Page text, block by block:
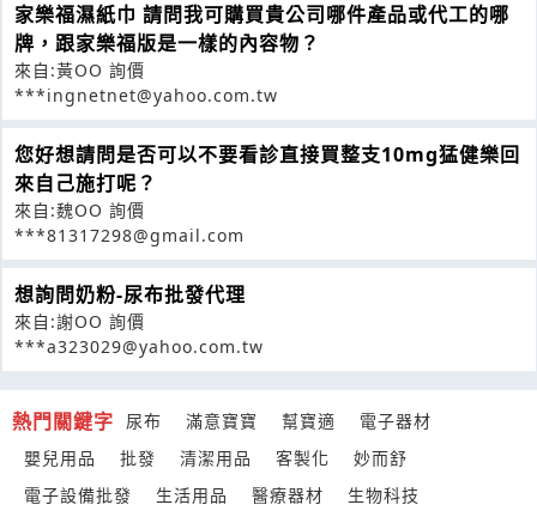
家樂福濕紙巾 請問我可購買貴公司哪件產品或代工的哪
牌，跟家樂福版是一樣的內容物？
來自:黃OO 詢價
***ingnetnet@yahoo.com.tw
您好想請問是否可以不要看診直接買整支10mg猛健樂回
來自己施打呢？
來自:魏OO 詢價
***81317298@gmail.com
想詢問奶粉-尿布批發代理
來自:謝OO 詢價
***a323029@yahoo.com.tw
熱門關鍵字 尿布 滿意寶寶 幫寶適
電子器材
嬰兒用品
批發 清潔用品 客製化
妙而舒
電子設備批發
生活用品 醫療器材
生物科技